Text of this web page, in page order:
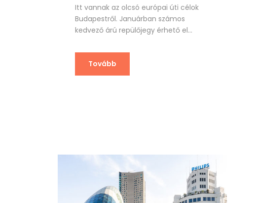
Itt vannak az olcsó európai úti célok
Budapestről. Januárban számos
kedvező árú repülőjegy érhető el...
Tovább